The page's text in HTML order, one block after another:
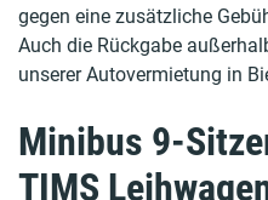
gegen eine zusätzliche
Auch die Rückgabe
unserer Autovermietung in
Minibus 9-
TIMS